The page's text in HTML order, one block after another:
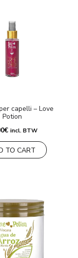
capelli – Love
Potion
€ incl. BTW
TO CART